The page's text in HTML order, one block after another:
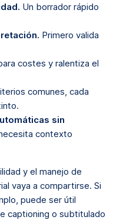
Un borrador rápido
Primero valida
costes y ralentiza el
comunes, cada
sin
contexto
y el manejo de
vaya a compartirse. Si
puede ser útil
captioning o subtitulado